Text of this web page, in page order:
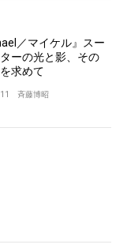
／マイケル』スー
ーの光と影、その
を求めて
斉藤博昭